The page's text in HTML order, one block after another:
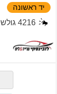
יד ראשונה
4216